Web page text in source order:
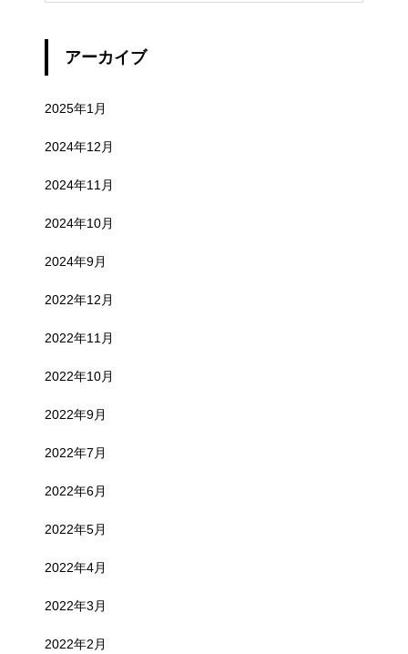
アーカイブ
2025年1月
2024年12月
2024年11月
2024年10月
2024年9月
2022年12月
2022年11月
2022年10月
2022年9月
2022年7月
2022年6月
2022年5月
2022年4月
2022年3月
2022年2月